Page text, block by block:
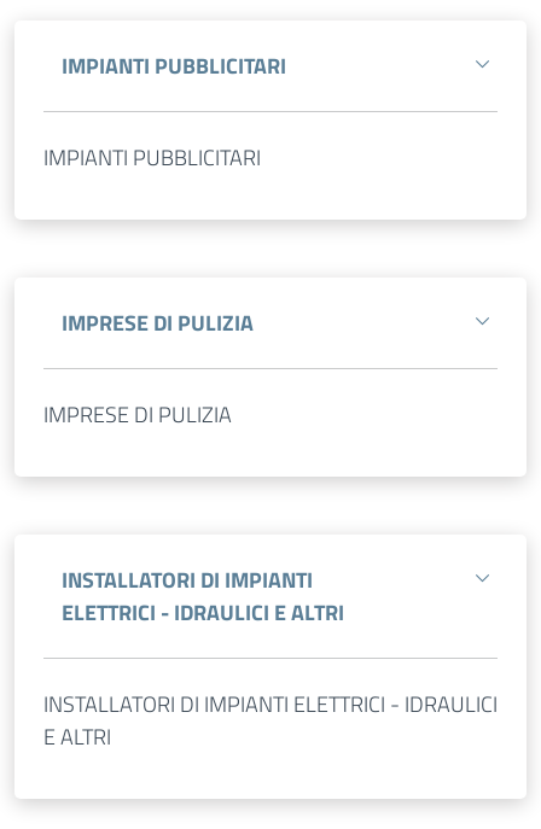
IMPIANTI PUBBLICITARI
IMPIANTI PUBBLICITARI
IMPRESE DI PULIZIA
IMPRESE DI PULIZIA
INSTALLATORI DI IMPIANTI
ELETTRICI - IDRAULICI E ALTRI
INSTALLATORI DI IMPIANTI ELETTRICI - IDRAULICI
E ALTRI